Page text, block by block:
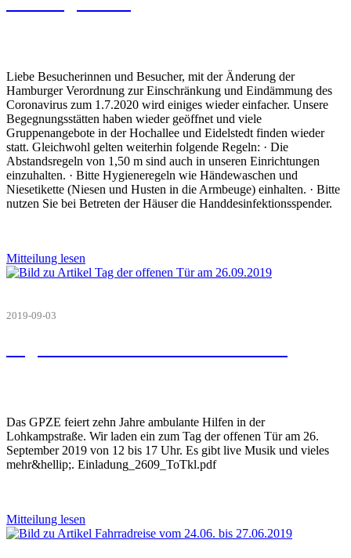
Liebe Besucherinnen und Besucher, mit der Änderung der
Hamburger Verordnung zur Einschränkung und Eindämmung des
Coronavirus zum 1.7.2020 wird einiges wieder einfacher. Unsere
Begegnungsstätten haben wieder geöffnet und viele
Gruppenangebote in der Hochallee und Eidelstedt finden wieder
statt. Gleichwohl gelten weiterhin folgende Regeln: · Die
Abstandsregeln von 1,50 m sind auch in unseren Einrichtungen
einzuhalten. · Bitte Hygieneregeln wie Händewaschen und
Niesetikette (Niesen und Husten in die Armbeuge) einhalten. · Bitte
nutzen Sie bei Betreten der Häuser die Handdesinfektionsspender.
Mitteilung lesen
2019-09-03
Das GPZE feiert zehn Jahre ambulante Hilfen in der
Lohkampstraße. Wir laden ein zum Tag der offenen Tür am 26.
September 2019 von 12 bis 17 Uhr. Es gibt live Musik und vieles
mehr&hellip;. Einladung_2609_ToTkl.pdf
Mitteilung lesen